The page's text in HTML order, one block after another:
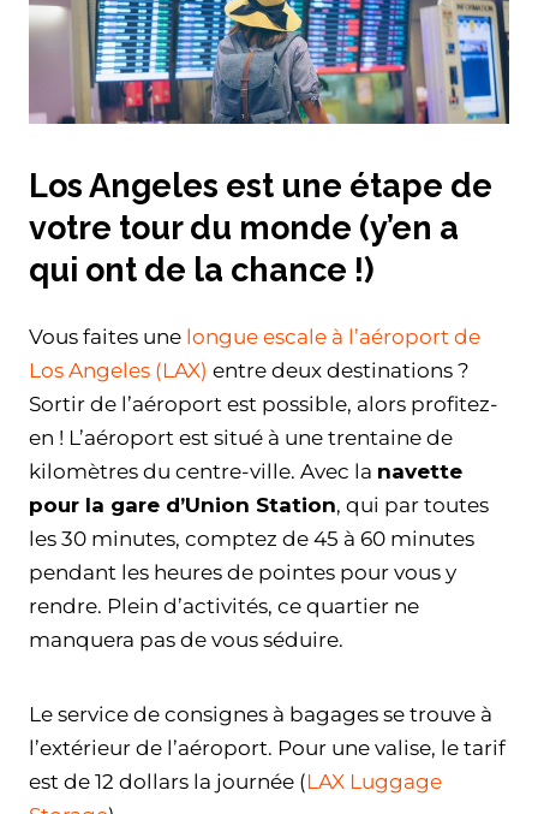
Los Angeles est une étape de
votre tour du monde (y’en a
qui ont de la chance !)
Vous faites une longue escale à l’aéroport de
Los Angeles (LAX) entre deux destinations ?
Sortir de l’aéroport est possible, alors profitez-
en ! L’aéroport est situé à une trentaine de
kilomètres du centre-ville. Avec la navette
pour la gare d’Union Station, qui par toutes
les 30 minutes, comptez de 45 à 60 minutes
pendant les heures de pointes pour vous y
rendre. Plein d’activités, ce quartier ne
manquera pas de vous séduire.
Le service de consignes à bagages se trouve à
l’extérieur de l’aéroport. Pour une valise, le tarif
est de 12 dollars la journée (LAX Luggage